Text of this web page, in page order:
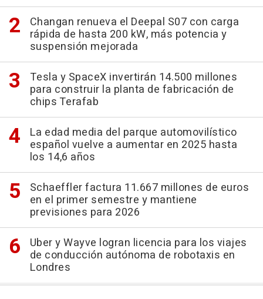
Changan renueva el Deepal S07 con carga
rápida de hasta 200 kW, más potencia y
suspensión mejorada
Tesla y SpaceX invertirán 14.500 millones
para construir la planta de fabricación de
chips Terafab
La edad media del parque automovilístico
español vuelve a aumentar en 2025 hasta
los 14,6 años
Schaeffler factura 11.667 millones de euros
en el primer semestre y mantiene
previsiones para 2026
Uber y Wayve logran licencia para los viajes
de conducción autónoma de robotaxis en
Londres